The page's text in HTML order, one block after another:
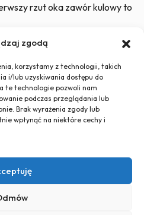
zgodą
korzystamy z technologii, takich
i/lub uzyskiwania dostępu do
te technologie pozwoli nam
podczas przeglądania lub
Brak wyrażenia zgody lub
wpłynąć na niektóre cechy i
rzut oka zawór kulowy to
wpisy
204 Wrocław
plików
(EU)